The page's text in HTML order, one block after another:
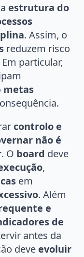
estrutura do
. Assim, o
reduzem risco
particular,
metas
controlo e
não é
. O board deve
,
em
. Além
e
de
antes da
deve evoluir